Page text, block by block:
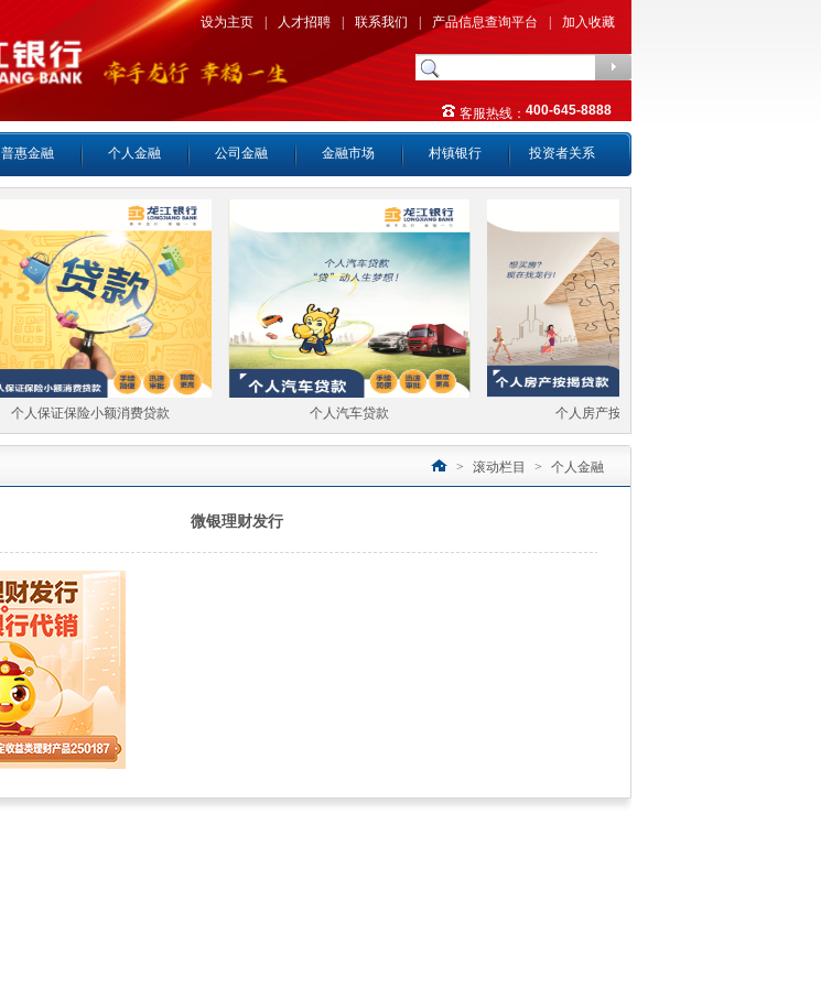
设为主页 人才招聘 联系我们 产品信息查询平台 加入收藏
客服热线：400-645-8888
普惠金融 个人金融 公司金融 金融市场 村镇银行 投资者关系
个人保证保险小额消费贷款 个人汽车贷款 个人房产按揭贷款
> 滚动栏目 > 个人金融
微银理财发行